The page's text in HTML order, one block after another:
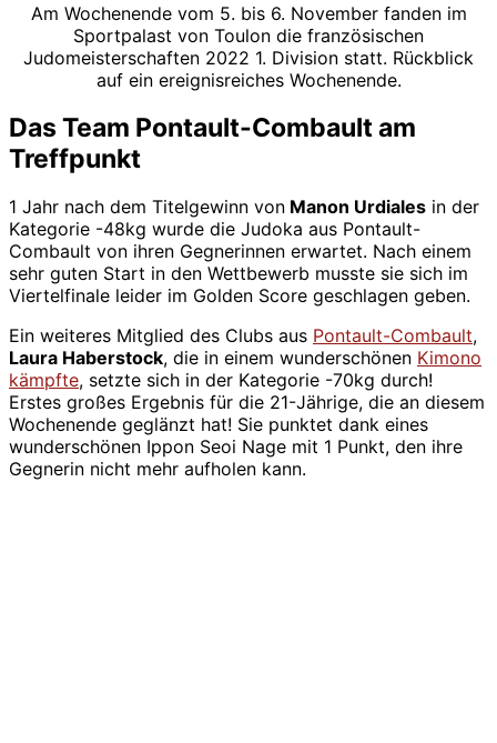
Am Wochenende vom 5. bis 6. November fanden im
Sportpalast von Toulon die französischen
Judomeisterschaften 2022 1. Division statt. Rückblick
auf ein ereignisreiches Wochenende.
Das Team Pontault-Combault am
Treffpunkt
1 Jahr nach dem Titelgewinn von Manon Urdiales in der
Kategorie -48kg wurde die Judoka aus Pontault-
Combault von ihren Gegnerinnen erwartet. Nach einem
sehr guten Start in den Wettbewerb musste sie sich im
Viertelfinale leider im Golden Score geschlagen geben.
Ein weiteres Mitglied des Clubs aus Pontault-Combault,
Laura Haberstock, die in einem wunderschönen Kimono
kämpfte, setzte sich in der Kategorie -70kg durch!
Erstes großes Ergebnis für die 21-Jährige, die an diesem
Wochenende geglänzt hat! Sie punktet dank eines
wunderschönen Ippon Seoi Nage mit 1 Punkt, den ihre
Gegnerin nicht mehr aufholen kann.